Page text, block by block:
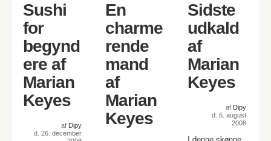
Sushi
for
begynd
ere af
Marian
Keyes
af Dipy
d. 26. december
En
charme
rende
mand
af
Marian
Keyes
Sidste
udkald
af
Marian
Keyes
af Dipy
d. 6. august
2008